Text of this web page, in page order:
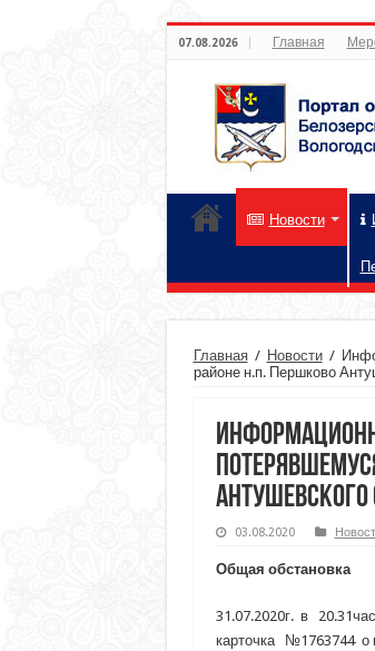
07.08.2026 Главная
Новости
Главная / Новости /
районе н.п. Першково
03.08.2020
Общая обстановка
31.07.2020г. в
карточка №1763744 о